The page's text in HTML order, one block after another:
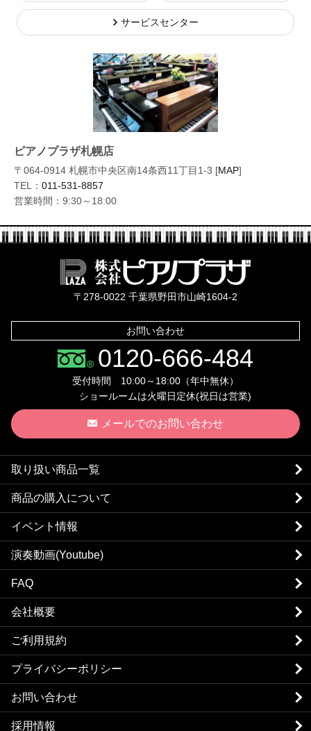
サービスセンター
ピアノプラザ札幌店
〒064-0914 札幌市中央区南14条西11丁目1-3 [MAP]
TEL： 011-531-8857
営業時間：9:30～18:00
〒278-0022 千葉県野田市山崎1604-2
お問い合わせ
0120-666-484
受付時間 10:00～18:00（年中無休）
ショールームは火曜日定休(祝日は営業)
メールでのお問い合わせ
取り扱い商品一覧
商品の購入について
イベント情報
演奏動画(Youtube)
FAQ
会社概要
ご利用規約
プライバシーポリシー
お問い合わせ
採用情報